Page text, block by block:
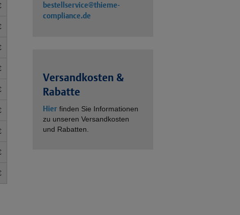
bestellservice@thieme-
compliance.de
Versandkosten &
Rabatte
Hier finden Sie Informationen
zu unseren Versandkosten
und Rabatten.